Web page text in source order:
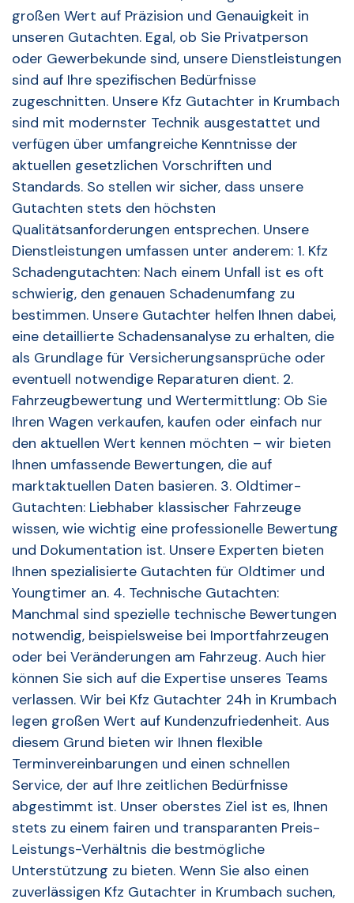
großen Wert auf Präzision und Genauigkeit in
unseren Gutachten. Egal, ob Sie Privatperson
oder Gewerbekunde sind, unsere Dienstleistungen
sind auf Ihre spezifischen Bedürfnisse
zugeschnitten. Unsere Kfz Gutachter in Krumbach
sind mit modernster Technik ausgestattet und
verfügen über umfangreiche Kenntnisse der
aktuellen gesetzlichen Vorschriften und
Standards. So stellen wir sicher, dass unsere
Gutachten stets den höchsten
Qualitätsanforderungen entsprechen. Unsere
Dienstleistungen umfassen unter anderem: 1. Kfz
Schadengutachten: Nach einem Unfall ist es oft
schwierig, den genauen Schadenumfang zu
bestimmen. Unsere Gutachter helfen Ihnen dabei,
eine detaillierte Schadensanalyse zu erhalten, die
als Grundlage für Versicherungsansprüche oder
eventuell notwendige Reparaturen dient. 2.
Fahrzeugbewertung und Wertermittlung: Ob Sie
Ihren Wagen verkaufen, kaufen oder einfach nur
den aktuellen Wert kennen möchten – wir bieten
Ihnen umfassende Bewertungen, die auf
marktaktuellen Daten basieren. 3. Oldtimer-
Gutachten: Liebhaber klassischer Fahrzeuge
wissen, wie wichtig eine professionelle Bewertung
und Dokumentation ist. Unsere Experten bieten
Ihnen spezialisierte Gutachten für Oldtimer und
Youngtimer an. 4. Technische Gutachten:
Manchmal sind spezielle technische Bewertungen
notwendig, beispielsweise bei Importfahrzeugen
oder bei Veränderungen am Fahrzeug. Auch hier
können Sie sich auf die Expertise unseres Teams
verlassen. Wir bei Kfz Gutachter 24h in Krumbach
legen großen Wert auf Kundenzufriedenheit. Aus
diesem Grund bieten wir Ihnen flexible
Terminvereinbarungen und einen schnellen
Service, der auf Ihre zeitlichen Bedürfnisse
abgestimmt ist. Unser oberstes Ziel ist es, Ihnen
stets zu einem fairen und transparanten Preis-
Leistungs-Verhältnis die bestmögliche
Unterstützung zu bieten. Wenn Sie also einen
zuverlässigen Kfz Gutachter in Krumbach suchen,